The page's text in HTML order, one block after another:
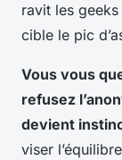
ravit les
cible le pic
Vous vous
refusez
devient
viser